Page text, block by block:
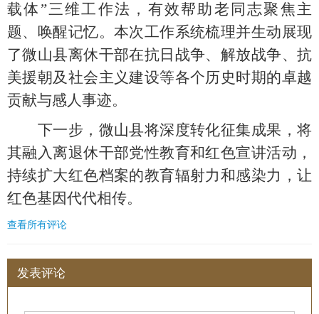
载体”三维工作法，有效帮助老同志聚焦主
题、唤醒记忆。本次工作系统梳理并生动展现
了微山县离休干部在抗日战争、解放战争、抗
美援朝及社会主义建设等各个历史时期的卓越
贡献与感人事迹。
下一步，微山县将深度转化征集成果，将
其融入离退休干部党性教育和红色宣讲活动，
持续扩大红色档案的教育辐射力和感染力，让
红色基因代代相传。
查看所有评论
发表评论